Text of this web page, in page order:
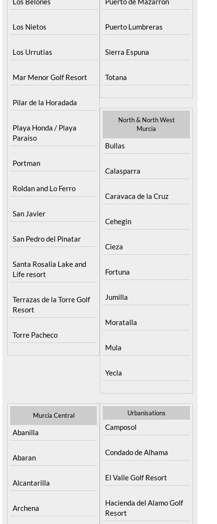
Los Nietos
Los Urrutias
Mar Menor Golf Resort
Pilar de la Horadada
Playa Honda / Playa
Paraiso
Portman
Roldan and Lo Ferro
San Javier
San Pedro del Pinatar
Santa Rosalia Lake and
Life resort
Terrazas de la Torre Golf
Resort
Torre Pacheco
Puerto Lumbreras
Sierra Espuna
Totana
North & North West
Murcia
Bullas
Calasparra
Caravaca de la Cruz
Cehegin
Cieza
Fortuna
Jumilla
Moratalla
Mula
Yecla
Murcia Central
Abanilla
Abaran
Alcantarilla
Archena
Urbanisations
Camposol
Condado de Alhama
El Valle Golf Resort
Hacienda del Alamo Golf
Resort